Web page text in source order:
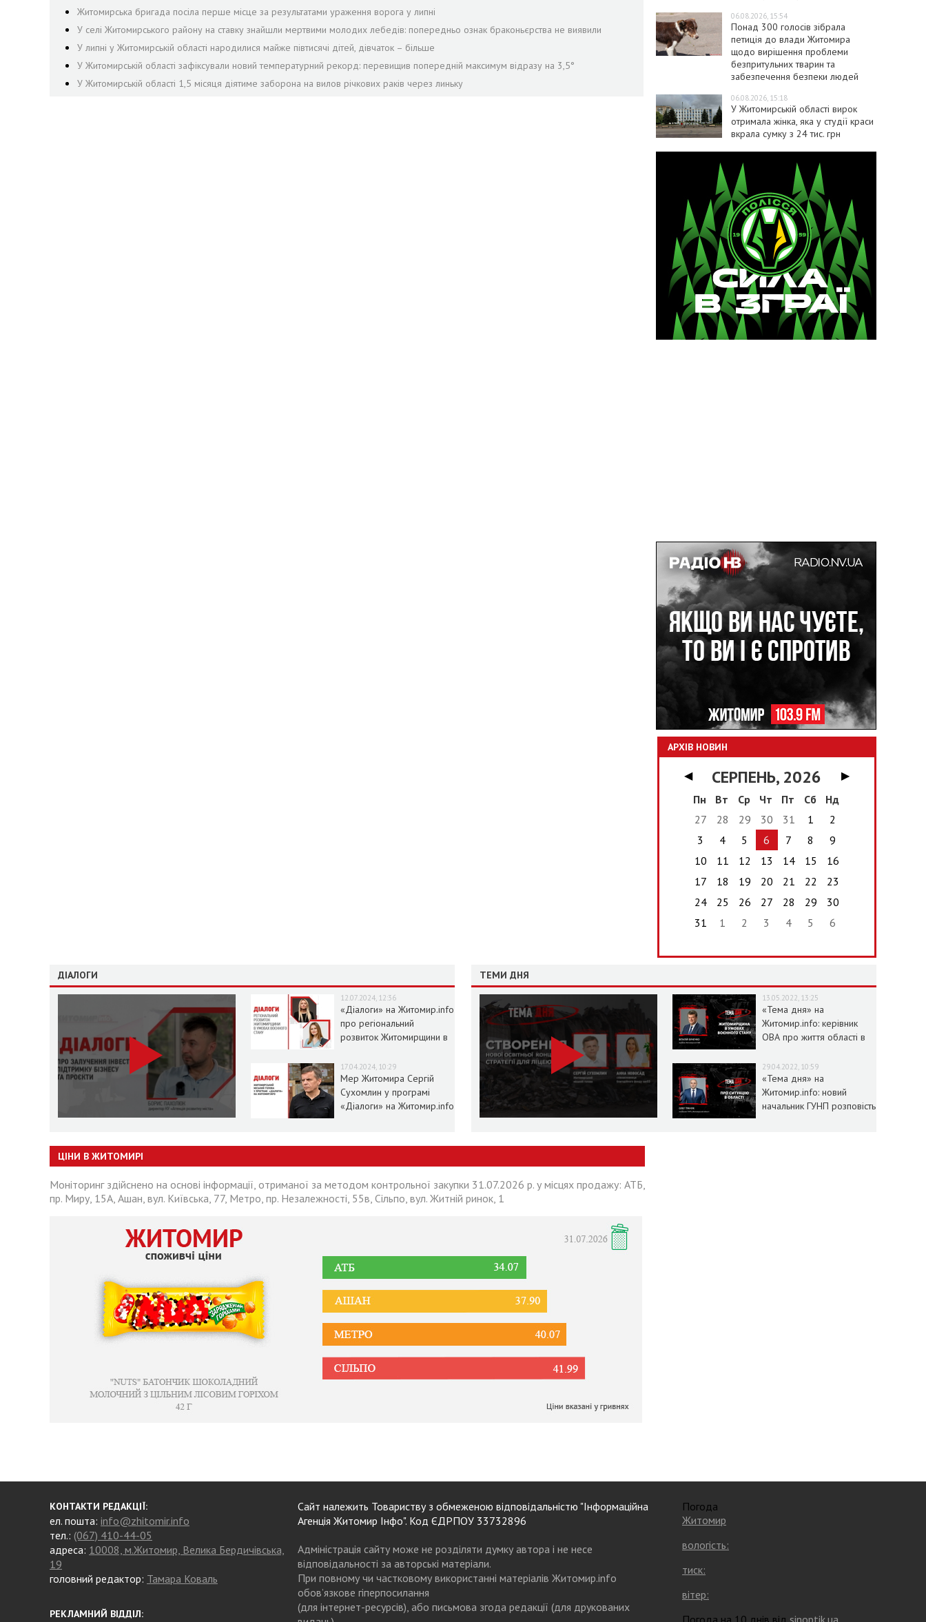
Житомирська бригада посіла перше місце за результатами ураження ворога у липні
У селі Житомирського району на ставку знайшли мертвими молодих лебедів: попередньо ознак браконьєрства не виявили
У липні у Житомирській області народилися майже півтисячі дітей, дівчаток – більше
У Житомирській області зафіксували новий температурний рекорд: перевищив попередній максимум відразу на 3,5°
У Житомирській області 1,5 місяця діятиме заборона на вилов річкових раків через линьку
06.08.2026, 15:54
Понад 300 голосів зібрала
петиція до влади Житомира
щодо вирішення проблеми
безпритульних тварин та
забезпечення безпеки людей
06.08.2026, 15:18
У Житомирській області вирок
отримала жінка, яка у студії краси
вкрала сумку з 24 тис. грн
АРХІВ НОВИН
◀ СЕРПЕНЬ, 2026
▶
Пн
Вт Ср Чт Пт Сб
Нд
27
28 29 30 31 1
2
3
4 5 6 7 8
9
10
11 12 13 14 15
16
17
18 19 20 21 22
23
24
25 26 27 28 29
30
31
1 2 3 4 5 6
ДІАЛОГИ
12.07.2024, 12:36
«Діалоги» на Житомир.info
про регіональний
розвиток Житомирщини в
17.04.2024, 10:29
Мер Житомира Сергій
Сухомлин у програмі
«Діалоги» на Житомир.info
ТЕМИ ДНЯ
13.05.2022, 13:25
«Тема дня» на
Житомир.info: керівник
ОВА про життя області в
29.04.2022, 10:59
«Тема дня» на
Житомир.info: новий
начальник ГУНП розповість
ЦІНИ В ЖИТОМИРІ
Моніторинг здійснено на основі інформації, отриманої за методом контрольної закупки 31.07.2026 р. у місцях продажу: АТБ,
пр. Миру, 15А, Ашан, вул. Київська, 77, Метро, пр. Незалежності, 55в, Сільпо, вул. Житній ринок, 1
КОНТАКТИ РЕДАКЦІЇ:
ел. пошта: info@zhitomir.info
тел.: (067) 410-44-05
адреса: 10008, м.Житомир, Велика Бердичівська,
19
головний редактор: Тамара Коваль
РЕКЛАМНИЙ ВІДДІЛ:
Сайт належить Товариству з обмеженою відповідальністю "Інформаційна
Агенція Житомир Інфо". Код ЄДРПОУ 33732896
Адміністрація сайту може не розділяти думку автора і не несе
відповідальності за авторські матеріали.
При повному чи частковому використанні матеріалів Житомир.info
обов’язкове гіперпосилання
(для інтернет-ресурсів), або письмова згода редакції (для друкованих
Погода
Житомир
вологість:
тиск:
вітер:
Погода на 10 днів від sinoptik.ua